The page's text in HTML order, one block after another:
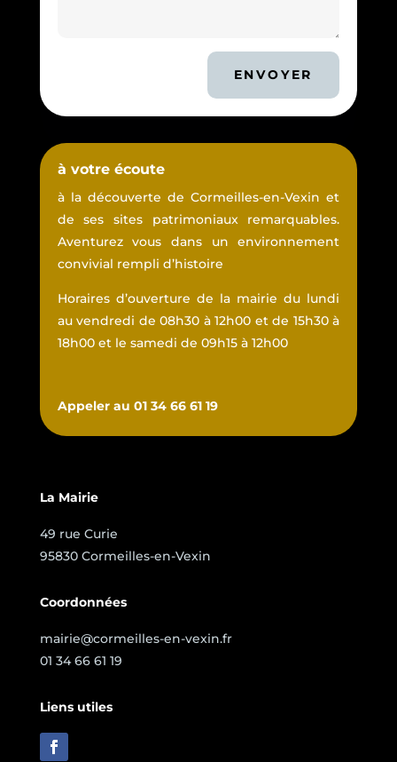
ENVOYER
à votre écoute
à la découverte de Cormeilles-en-Vexin et
de ses sites patrimoniaux remarquables.
Aventurez vous dans un environnement
convivial rempli d’histoire
Horaires d’ouverture de la mairie du lundi
au vendredi de 08h30 à 12h00 et de 15h30 à
18h00 et le samedi de 09h15 à 12h00
Appeler au 01 34 66 61 19
La Mairie
49 rue Curie
95830 Cormeilles-en-Vexin
Coordonnées
mairie@cormeilles-en-vexin.fr
01 34 66 61 19
Liens utiles